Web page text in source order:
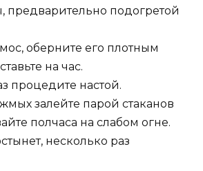
предварительно подогретой
оберните его плотным
на час.
процедите настой.
залейте парой стаканов
полчаса на слабом огне.
несколько раз